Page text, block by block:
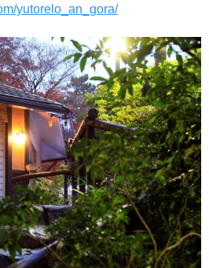
yutorelo_an_gora/